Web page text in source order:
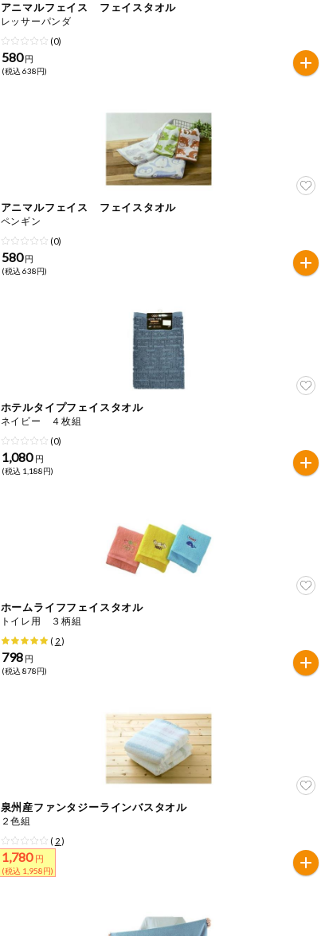
アニマルフェイス フェイスタオル
レッサーパンダ
(0)
580 円
(税込 638円)
アニマルフェイス フェイスタオル
ペンギン
(0)
580 円
(税込 638円)
ホテルタイプフェイスタオル
ネイビー ４枚組
(0)
1,080 円
(税込 1,188円)
ホームライフフェイスタオル
トイレ用 ３柄組
( 2)
798 円
(税込 878円)
泉州産ファンタジーラインバスタオル
２色組
( 2)
1,780 円
(税込 1,958円)